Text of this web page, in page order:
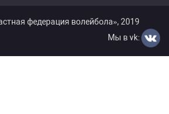
федерация волейбола», 2019
Мы в vk: